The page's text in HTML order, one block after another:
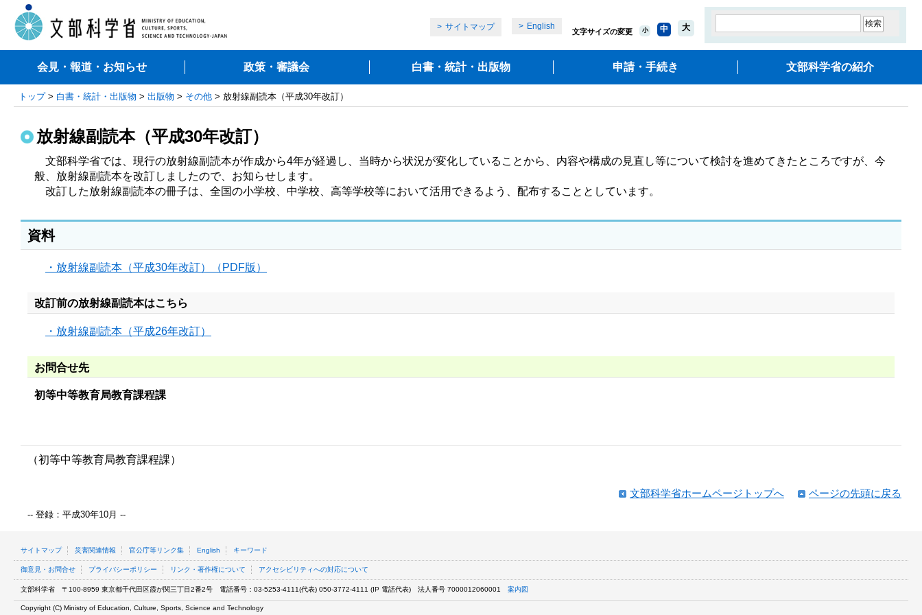
サイトマップ English
文字サイズの変更 小 中 大
会見・報道・お知らせ 政策・審議会 白書・統計・出版物 申請・手続き 文部科学省の紹介
トップ> 白書・統計・出版物 > 出版物 > その他 > 放射線副読本（平成30年改訂）
放射線副読本（平成30年改訂）
文部科学省では、現行の放射線副読本が作成から4年が経過し、当時から状況が変化していることから、内容や構成の見直し等について検討を進めてきたところですが、今
般、放射線副読本を改訂しましたので、お知らせします。
資料
・放射線副読本（平成30年改訂）（PDF版）
改訂前の放射線副読本はこちら
・放射線副読本（平成26年改訂）
お問合せ先
初等中等教育局教育課程課
（初等中等教育局教育課程課）
ページの先頭に戻る
文部科学省ホームページトップへ
-- 登録：平成30年10月 --
サイトマップ 災害関連情報 官公庁等リンク集 English キーワード
御意見・お問合せ プライバシーポリシー リンク・著作権について アクセシビリティへの対応について
文部科学省 〒100-8959 東京都千代田区霞が関三丁目2番2号 電話番号：03-5253-4111(代表) 050-3772-4111 (IP 電話代表) 法人番号 7000012060001 案内図
Copyright (C) Ministry of Education, Culture, Sports, Science and Technology